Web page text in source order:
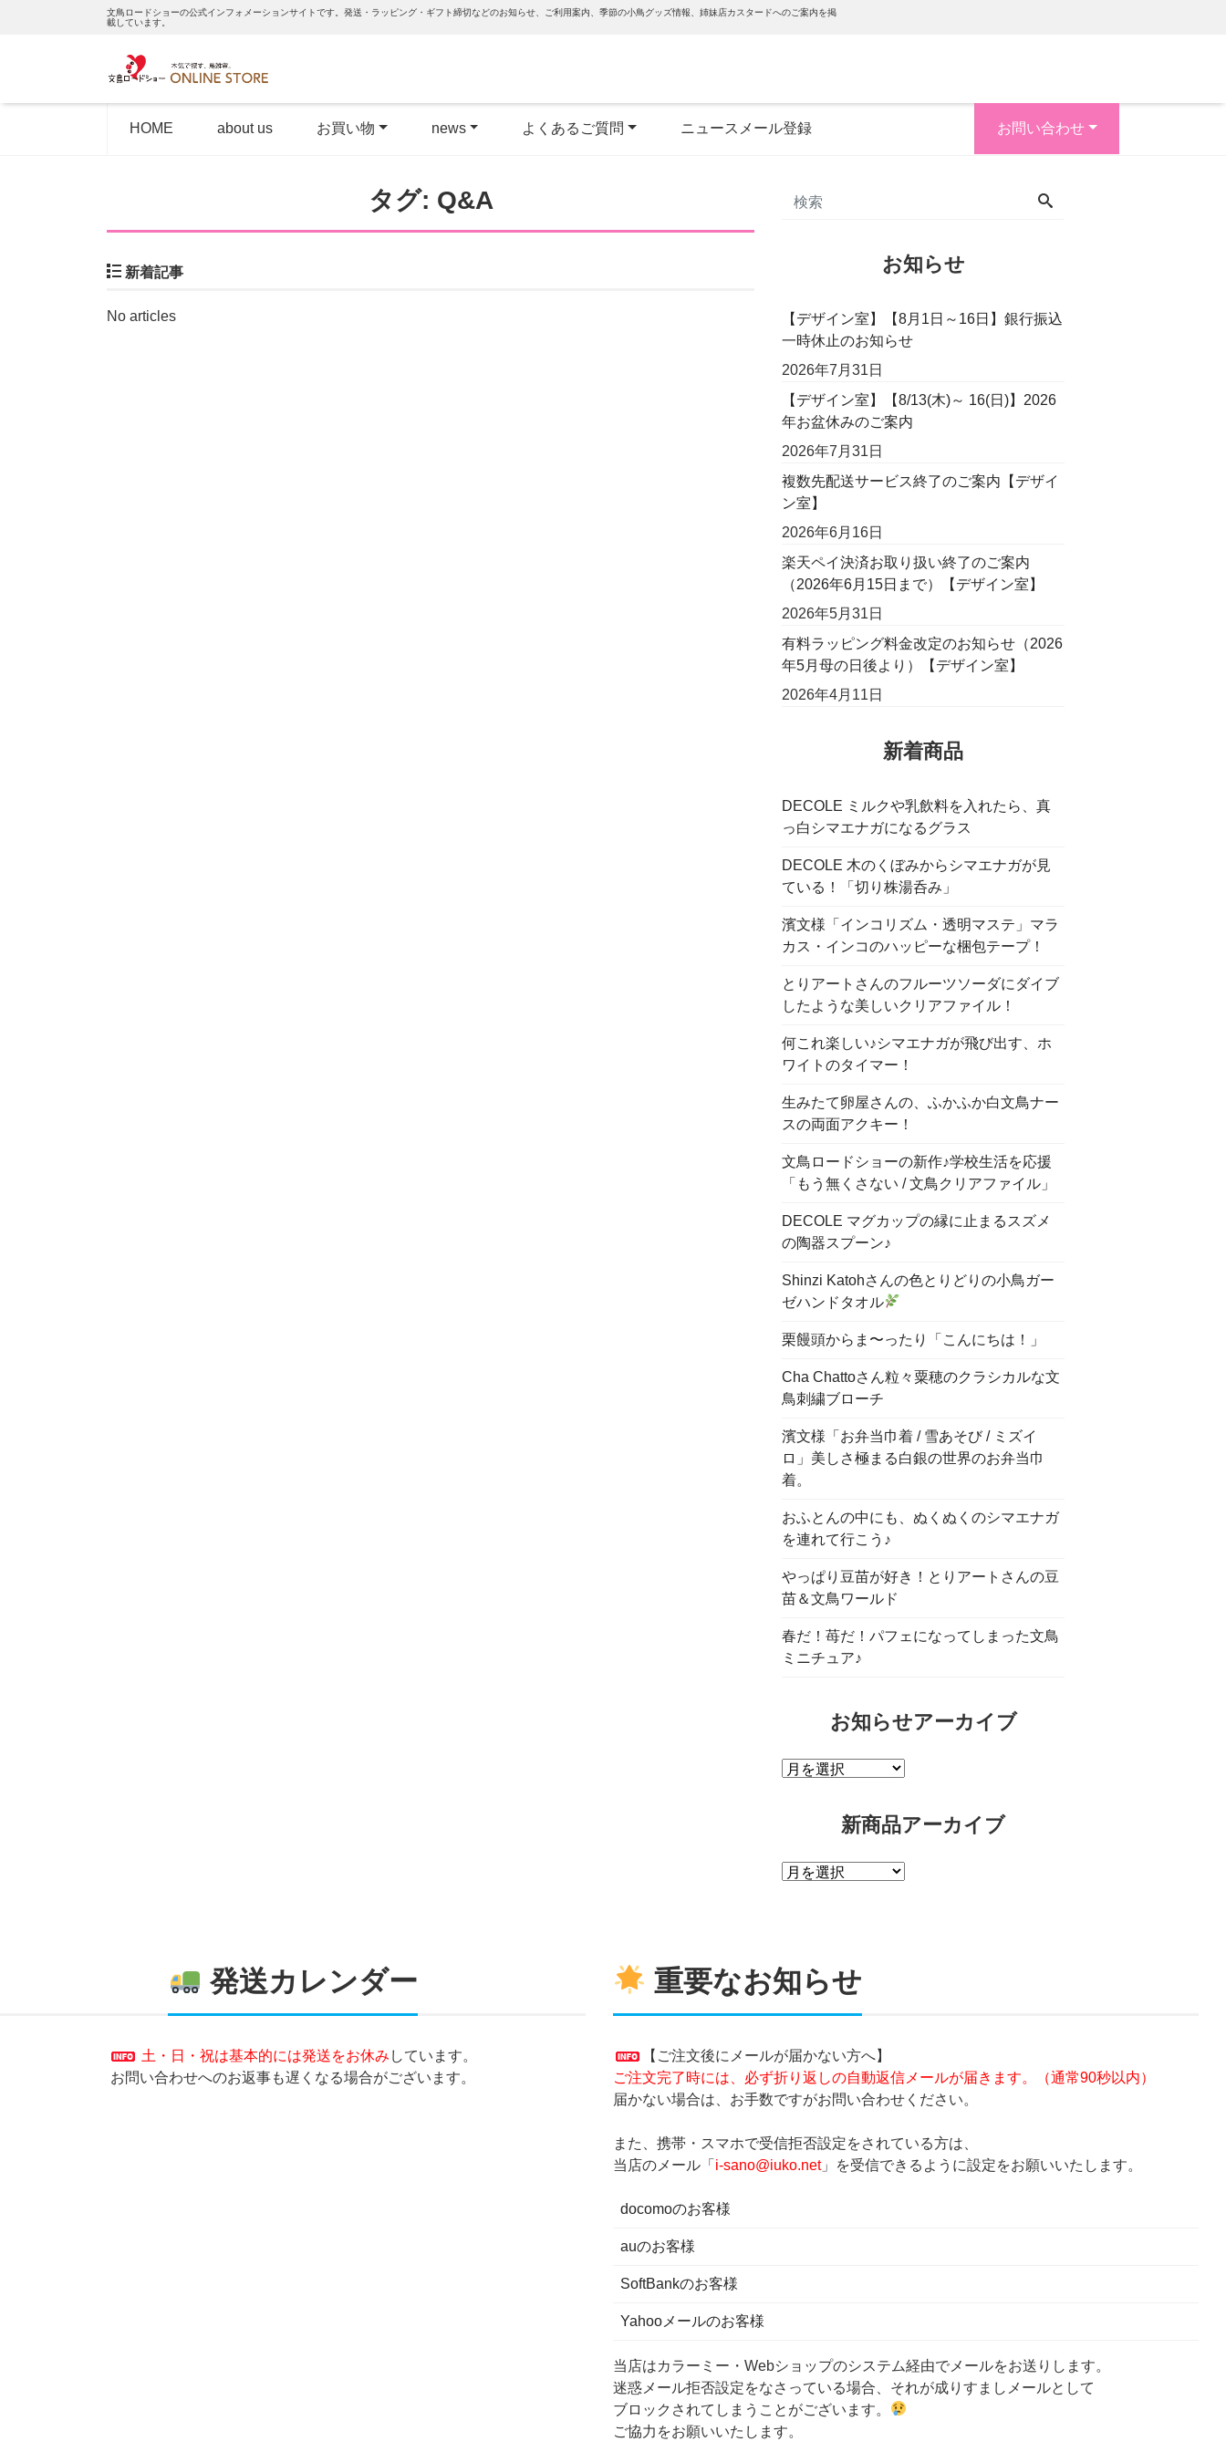
文鳥ロードショーの公式インフォメーションサイトです。発送・ラッピング・ギフト締切などのお知らせ、ご利用案内、季節の小鳥グッズ情報、姉妹店カスタードへのご案内を掲
載しています。
HOME about us お買い物 news よくあるご質問 ニュースメール登録 お問い合わせ
タグ: Q&A
新着記事
No articles
お知らせ
【デザイン室】【8月1日～16日】銀行振込
一時休止のお知らせ
2026年7月31日
【デザイン室】【8/13(木)～ 16(日)】2026
年お盆休みのご案内
2026年7月31日
複数先配送サービス終了のご案内【デザイ
ン室】
2026年6月16日
楽天ペイ決済お取り扱い終了のご案内
（2026年6月15日まで）【デザイン室】
2026年5月31日
有料ラッピング料金改定のお知らせ（2026
年5月母の日後より）【デザイン室】
2026年4月11日
新着商品
DECOLE ミルクや乳飲料を入れたら、真
っ白シマエナガになるグラス
DECOLE 木のくぼみからシマエナガが見
ている！「切り株湯呑み」
濱文様「インコリズム・透明マステ」マラ
カス・インコのハッピーな梱包テープ！
とりアートさんのフルーツソーダにダイブ
したような美しいクリアファイル！
何これ楽しい♪シマエナガが飛び出す、ホ
ワイトのタイマー！
生みたて卵屋さんの、ふかふか白文鳥ナー
スの両面アクキー！
文鳥ロードショーの新作♪学校生活を応援
「もう無くさない / 文鳥クリアファイル」
DECOLE マグカップの縁に止まるスズメ
の陶器スプーン♪
Shinzi Katohさんの色とりどりの小鳥ガー
ゼハンドタオル
栗饅頭からま〜ったり「こんにちは！」
Cha Chattoさん粒々粟穂のクラシカルな文
鳥刺繍ブローチ
濱文様「お弁当巾着 / 雪あそび / ミズイ
ロ」美しさ極まる白銀の世界のお弁当巾
着。
おふとんの中にも、ぬくぬくのシマエナガ
を連れて行こう♪
やっぱり豆苗が好き！とりアートさんの豆
苗＆文鳥ワールド
春だ！苺だ！パフェになってしまった文鳥
ミニチュア♪
お知らせアーカイブ
新商品アーカイブ
発送カレンダー
土・日・祝は基本的には発送をお休み しています。
お問い合わせへのお返事も遅くなる場合がございます。
重要なお知らせ
【ご注文後にメールが届かない方へ】
ご注文完了時には、必ず折り返しの自動返信メールが届きます。（通常90秒以内）
届かない場合は、お手数ですがお問い合わせください。
また、携帯・スマホで受信拒否設定をされている方は、
当店のメール「 i-sano@iuko.net」を受信できるように設定をお願いいたします。
docomoのお客様
auのお客様
SoftBankのお客様
Yahooメールのお客様
当店はカラーミー・Webショップのシステム経由でメールをお送りします。
迷惑メール拒否設定をなさっている場合、それが成りすましメールとして
ブロックされてしまうことがございます。
ご協力をお願いいたします。